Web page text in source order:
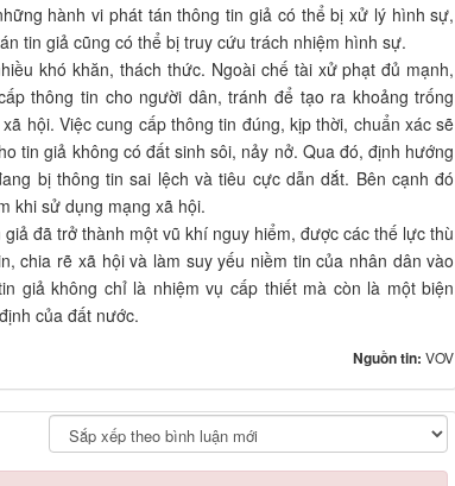
hành vi phát tán thông tin giả có thể bị xử lý hình sự,
tin giả cũng có thể bị truy cứu trách nhiệm hình sự.
khó khăn, thách thức. Ngoài chế tài xử phạt đủ mạnh,
thông tin cho người dân, tránh để tạo ra khoảng trống
hội. Việc cung cấp thông tin đúng, kịp thời, chuẩn xác sẽ
tin giả không có đất sinh sôi, nảy nở. Qua đó, định hướng
bị thông tin sai lệch và tiêu cực dẫn dắt. Bên cạnh đó
khi sử dụng mạng xã hội.
đã trở thành một vũ khí nguy hiểm, được các thế lực thù
chia rẽ xã hội và làm suy yếu niềm tin của nhân dân vào
giả không chỉ là nhiệm vụ cấp thiết mà còn là một biện
của đất nước.
Nguồn tin:VOV